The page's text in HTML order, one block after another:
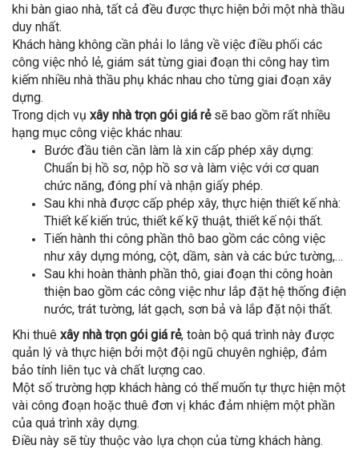
khi bàn giao nhà, tất cả đều được thực hiện bởi một nhà thầu
duy nhất.
Khách hàng không cần phải lo lắng về việc điều phối các
công việc nhỏ lẻ, giám sát từng giai đoạn thi công hay tìm
kiếm nhiều nhà thầu phụ khác nhau cho từng giai đoạn xây
dựng.
Trong dịch vụ xây nhà trọn gói giá rẻsẽ bao gồm rất nhiều
hạng mục công việc khác nhau:
Bước đầu tiên cần làm là xin cấp phép xây dựng:
Chuẩn bị hồ sơ, nộp hồ sơ và làm việc với cơ quan
chức năng, đóng phí và nhận giấy phép.
Sau khi nhà được cấp phép xây, thực hiện thiết kế nhà:
Thiết kế kiến trúc, thiết kế kỹ thuật, thiết kế nội thất.
Tiến hành thi công phần thô bao gồm các công việc
như xây dựng móng, cột, dầm, sàn và các bức tường,…
Sau khi hoàn thành phần thô, giai đoạn thi công hoàn
thiện bao gồm các công việc như lắp đặt hệ thống điện
nước, trát tường, lát gạch, sơn bả và lắp đặt nội thất.
Khi thuê xây nhà trọn gói giá rẻ, toàn bộ quá trình này được
quản lý và thực hiện bởi một đội ngũ chuyên nghiệp, đảm
bảo tính liên tục và chất lượng cao.
Một số trường hợp khách hàng có thể muốn tự thực hiện một
vài công đoạn hoặc thuê đơn vị khác đảm nhiệm một phần
của quá trình xây dựng.
Điều này sẽ tùy thuộc vào lựa chọn của từng khách hàng.